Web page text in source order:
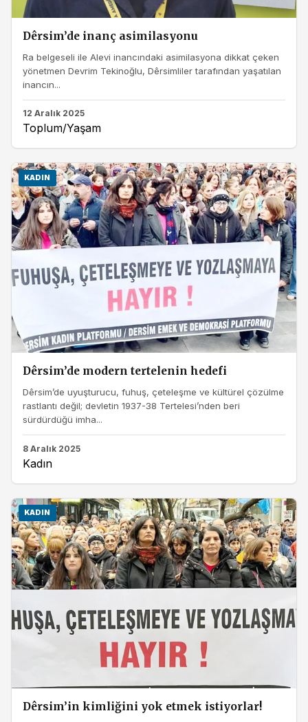
Dêrsim’de inanç asimilasyonu
Ra belgeseli ile Alevi inancındaki asimilasyona dikkat çeken
yönetmen Devrim Tekinoğlu, Dêrsimliler tarafından yaşatılan
inancın...
12 Aralık 2025
Toplum/Yaşam
KADIN
Dêrsim’de modern tertelenin hedefi
Dêrsim’de uyuşturucu, fuhuş, çeteleşme ve kültürel çözülme
rastlantı değil; devletin 1937-38 Tertelesi’nden beri
sürdürdüğü imha...
8 Aralık 2025
Kadın
KADIN
Dêrsim’in kimliğini yok etmek istiyorlar!